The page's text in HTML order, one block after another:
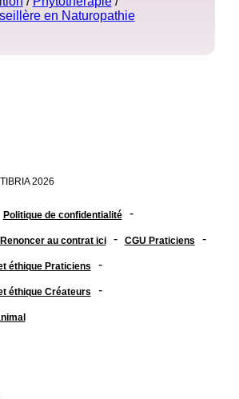
en Naturopathie
2026
Politique de confidentialité -
Renoncer au contrat ici - CGU Praticiens -
éthique Praticiens -
éthique Créateurs -